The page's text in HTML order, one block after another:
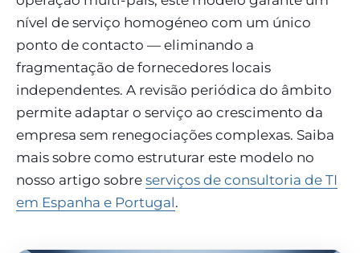
nível de serviço homogéneo com um único
ponto de contacto — eliminando a
fragmentação de fornecedores locais
independentes. A revisão periódica do âmbito
permite adaptar o serviço ao crescimento da
empresa sem renegociações complexas. Saiba
mais sobre como estruturar este modelo no
nosso artigo sobre serviços de consultoria de TI
em Espanha e Portugal.